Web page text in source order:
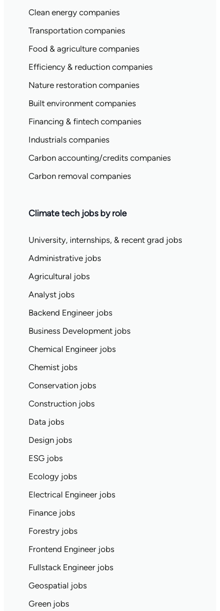
Clean energy companies
Transportation companies
Food & agriculture companies
Efficiency & reduction companies
Nature restoration companies
Built environment companies
Financing & fintech companies
Industrials companies
Carbon accounting/credits companies
Carbon removal companies
Climate tech jobs by role
University, internships, & recent grad jobs
Administrative jobs
Agricultural jobs
Analyst jobs
Backend Engineer jobs
Business Development jobs
Chemical Engineer jobs
Chemist jobs
Conservation jobs
Construction jobs
Data jobs
Design jobs
ESG jobs
Ecology jobs
Electrical Engineer jobs
Finance jobs
Forestry jobs
Frontend Engineer jobs
Fullstack Engineer jobs
Geospatial jobs
Green jobs